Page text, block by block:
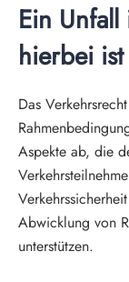
Ein
hierbei
Das
Aspekte ab, die
Abwicklung von
unterstützen.